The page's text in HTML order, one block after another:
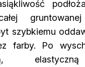
szybkiemu
farby. Po